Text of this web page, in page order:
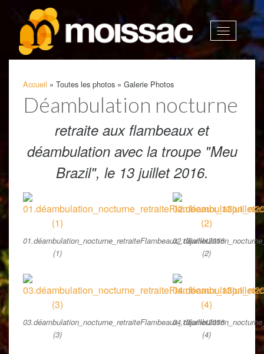
Afficher
Accueil » Toutes les photos » Galerie Photos
Déambulation nocturne
retraite aux flambeaux et
déambulation avec la troupe "Meu
Brazil", le 13 juillet 2016.
01.déambulation_nocturne_retraiteFlambeaux_13juillet2016
(1)
(2)
03.déambulation_nocturne_retraiteFlambeaux_13juillet2016
(3)
(4)